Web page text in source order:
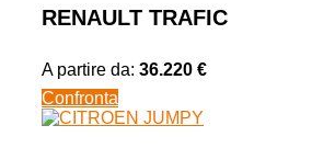
RENAULT TRAFIC
A partire da: 36.220 €
Confronta